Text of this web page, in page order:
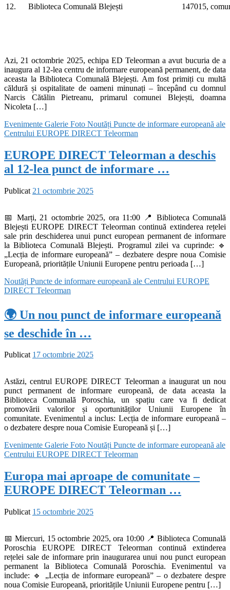
12.
Biblioteca Comunală Blejești 147015,
Azi, 21 octombrie 2025, echipa ED Teleorman a avut bucuria de a
inaugura al 12-lea centru de informare europeană permanent, de data
aceasta la Biblioteca Comunală Blejești. Am fost primiți cu multă
căldură și ospitalitate de oameni minunați – începând cu domnul
Narcis Cătălin Pietreanu, primarul comunei Blejești, doamna
Nicoleta […]
Evenimente Galerie Foto Noutăți Puncte de informare europeană ale
Centrului EUROPE DIRECT Teleorman
EUROPE DIRECT Teleorman a deschis
al 12-lea punct de informare …
Publicat 21 octombrie 2025
📅 Marți, 21 octombrie 2025, ora 11:00 📍 Biblioteca Comunală
Blejești EUROPE DIRECT Teleorman continuă extinderea rețelei
sale prin deschiderea unui punct european permanent de informare
la Biblioteca Comunală Blejești. Programul zilei va cuprinde: 🔹
„Lecția de informare europeană” – dezbatere despre noua Comisie
Europeană, prioritățile Uniunii Europene pentru perioada […]
Noutăți Puncte de informare europeană ale Centrului EUROPE
DIRECT Teleorman
🌍 Un nou punct de informare europeană
se deschide în …
Publicat 17 octombrie 2025
Astăzi, centrul EUROPE DIRECT Teleorman a inaugurat un nou
punct permanent de informare europeană, de data aceasta la
Biblioteca Comunală Poroschia, un spațiu care va fi dedicat
promovării valorilor și oportunităților Uniunii Europene în
comunitate. Evenimentul a inclus: Lecția de informare europeană –
o dezbatere despre noua Comisie Europeană și […]
Evenimente Galerie Foto Noutăți Puncte de informare europeană ale
Centrului EUROPE DIRECT Teleorman
Europa mai aproape de comunitate –
EUROPE DIRECT Teleorman …
Publicat 15 octombrie 2025
📅 Miercuri, 15 octombrie 2025, ora 10:00 📍 Biblioteca Comunală
Poroschia EUROPE DIRECT Teleorman continuă extinderea
rețelei sale de informare prin inaugurarea unui nou punct european
permanent la Biblioteca Comunală Poroschia. Evenimentul va
include: 🔹 „Lecția de informare europeană” – o dezbatere despre
noua Comisie Europeană, prioritățile Uniunii Europene pentru […]